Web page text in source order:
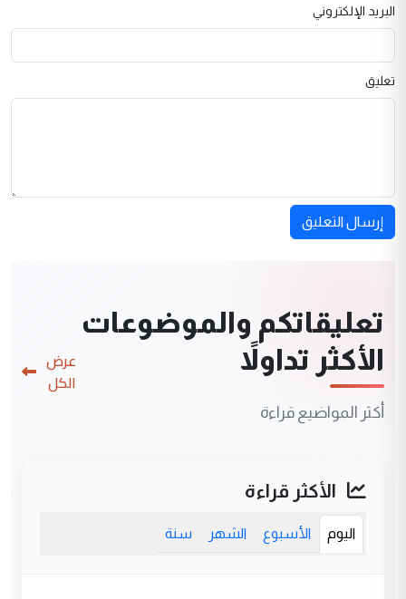
البريد الإلكتروني
تعليق
إرسال التعليق
تعليقاتكم والموضوعات
الأكثر تداولاً
أكثر المواضيع قراءة
عرض
الكل
الأكثر قراءة
اليوم الأسبوع الشهر سنة